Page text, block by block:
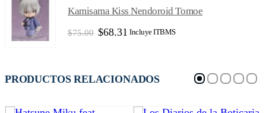
$75.00.
$68.31.
Kamisama Kiss Nendoroid Tomoe
$75.00 El
$75.00.
$68.31 El
$68.31.
Incluye ITBMS
PRODUCTOS RELACIONADOS